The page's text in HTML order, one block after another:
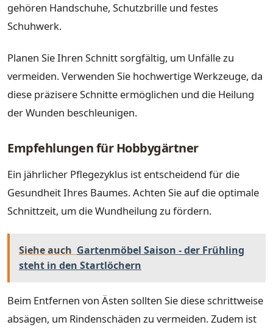
gehören Handschuhe, Schutzbrille und festes
Schuhwerk.
Planen Sie Ihren Schnitt sorgfältig, um Unfälle zu
vermeiden. Verwenden Sie hochwertige Werkzeuge, da
diese präzisere Schnitte ermöglichen und die Heilung
der Wunden beschleunigen.
Empfehlungen für Hobbygärtner
Ein jährlicher Pflegezyklus ist entscheidend für die
Gesundheit Ihres Baumes. Achten Sie auf die optimale
Schnittzeit, um die Wundheilung zu fördern.
Siehe auch Gartenmöbel Saison - der Frühling
steht in den Startlöchern
Beim Entfernen von Ästen sollten Sie diese schrittweise
absägen, um Rindenschäden zu vermeiden. Zudem ist